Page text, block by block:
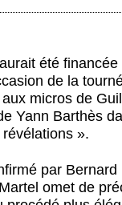
été
de la
micros de
Yann Barthès
».
par Bernard
omet de